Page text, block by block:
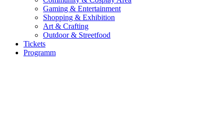
Gaming & Entertainment
Shopping & Exhibition
Art & Crafting
Outdoor & Streetfood
Tickets
Programm